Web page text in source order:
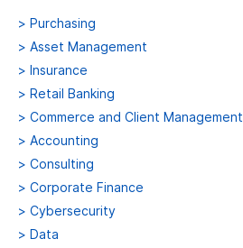
> Purchasing
> Asset Management
> Insurance
> Retail Banking
> Commerce and Client Management
> Accounting
> Consulting
> Corporate Finance
> Cybersecurity
> Data